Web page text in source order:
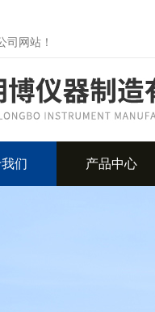
司网站！
们 产品中心